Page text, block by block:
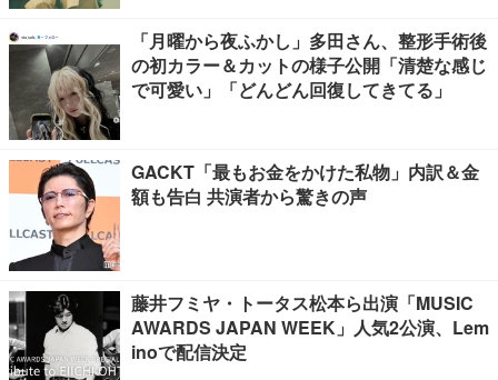
「月曜から夜ふかし」多田さん、整形手術後
の初カラー＆カットの様子公開「清楚な感じ
で可愛い」「どんどん回復してきてる」
GACKT「最もお金をかけた私物」内訳＆金
額も告白 共演者から驚きの声
藤井フミヤ・トータス松本ら出演「MUSIC
AWARDS JAPAN WEEK」人気2公演、Lem
inoで配信決定